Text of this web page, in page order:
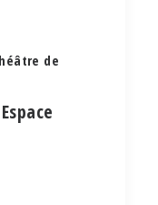
de